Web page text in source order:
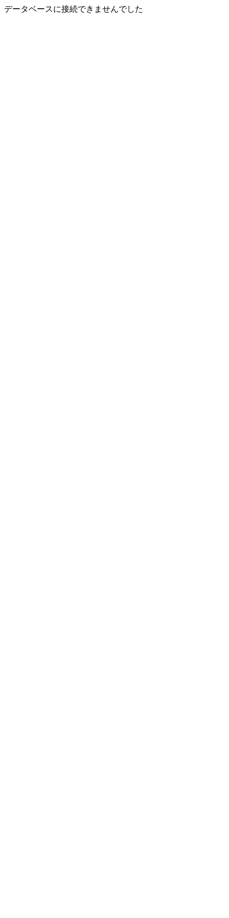
データベースに接続できませんでした